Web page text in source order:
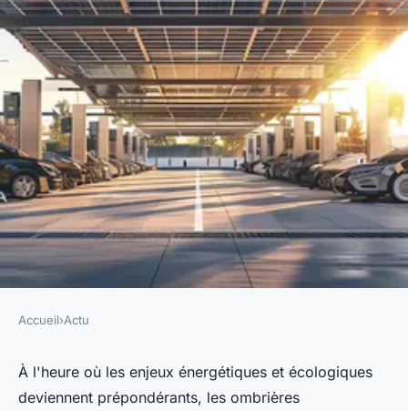
Ombrière photovoltaïque :
Accueil›Actu
À l'heure où les enjeux énergétiques et écologiques
deviennent prépondérants, les ombrières